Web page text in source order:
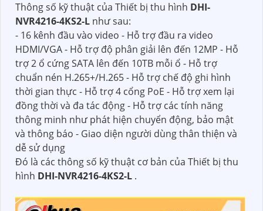
Thông số kỹ thuật của Thiết bị thu hình DHI-
NVR4216-4KS2-L như sau:
- 16 kênh đầu vào video - Hỗ trợ đầu ra video
HDMI/VGA - Hỗ trợ độ phân giải lên đến 12MP - Hỗ
trợ 2 ổ cứng SATA lên đến 10TB mỗi ổ - Hỗ trợ
chuẩn nén H.265+/H.265 - Hỗ trợ chế độ ghi hình
thời gian thực - Hỗ trợ 4 cổng PoE - Hỗ trợ xem lại
đồng thời và đa tác động - Hỗ trợ các tính năng
thông minh như phát hiện chuyển động, bảo mật
và thông báo - Giao diện người dùng thân thiện và
dễ sử dụng
Đó là các thông số kỹ thuật cơ bản của Thiết bị thu
hình DHI-NVR4216-4KS2-L .